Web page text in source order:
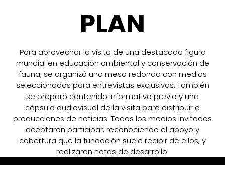
PLAN
Para aprovechar la visita de una destacada figura
mundial en educación ambiental y conservación de
fauna, se organizó una mesa redonda con medios
seleccionados para entrevistas exclusivas. También
se preparó contenido informativo previo y una
cápsula audiovisual de la visita para distribuir a
producciones de noticias. Todos los medios invitados
aceptaron participar, reconociendo el apoyo y
cobertura que la fundación suele recibir de ellos, y
realizaron notas de desarrollo.